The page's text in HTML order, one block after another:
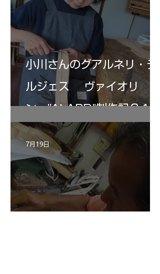
小川さんのグアルネリ・デ
ルジェス ヴァイオリ
ン ”ALARD"制作記３4
7月19日